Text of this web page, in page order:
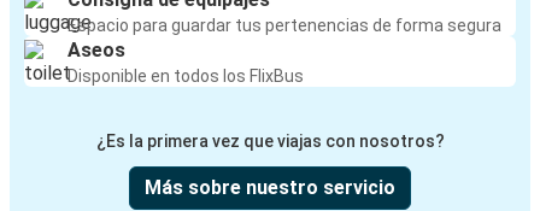
Espacio para guardar tus pertenencias de forma segura
Aseos
Disponible en todos los FlixBus
¿Es la primera vez que viajas con nosotros?
Más sobre nuestro servicio